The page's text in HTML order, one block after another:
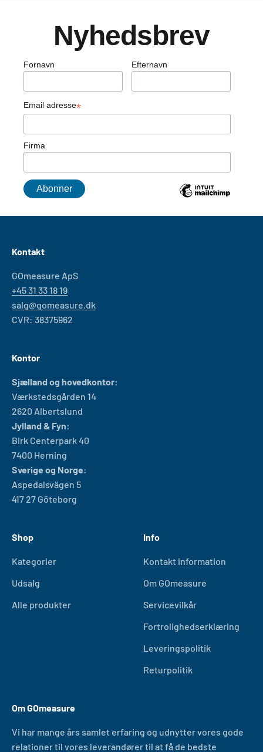
Nyhedsbrev
Fornavn Efternavn
Email adresse*
Firma
Kontakt
GOmeasure ApS
+45 31 33 18 19
salg@gomeasure.dk
CVR: 38375962
Kontor
Sjælland og hovedkontor:
Værkstedsgården 14
2620 Albertslund
Jylland & Fyn:
Birk Centerpark 40
7400 Herning
Sverige og Norge:
Aspedalsvägen 5
417 27 Göteborg
Shop
Kategorier
Udsalg
Alle produkter
Info
Kontakt information
Om GOmeasure
Servicevilkår
Fortrolighedserklæring
Leveringspolitik
Returpolitik
Om GOmeasure
Vi har mange års samlet erfaring og udnytter vores gode
relationer til vores leverandører til at få de bedste